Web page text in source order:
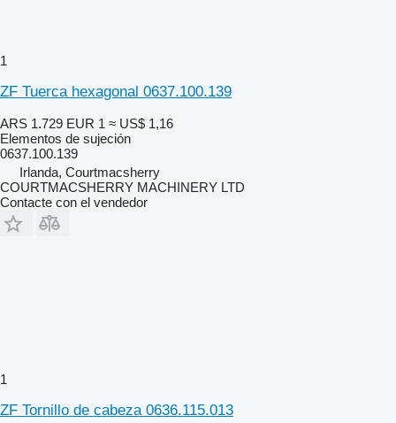
1
ZF Tuerca hexagonal 0637.100.139
ARS 1.729 EUR 1 ≈ US$ 1,16
Elementos de sujeción
0637.100.139
Irlanda, Courtmacsherry
COURTMACSHERRY MACHINERY LTD
Contacte con el vendedor
1
ZF Tornillo de cabeza 0636.115.013